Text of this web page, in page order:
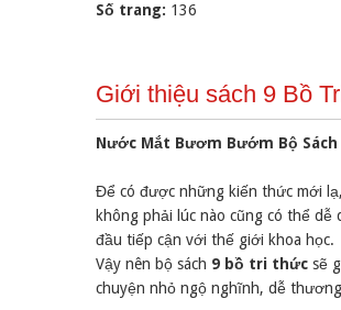
Số trang: 136
Giới thiệu sách 9 Bồ
Nước Mắt Bươm Bướm Bộ Sách
Để có được những kiến thức mới
không phải lúc nào cũng có thể
đầu tiếp cận với thế giới khoa học.
Vậy nên bộ sách 9 bồ tri thức sẽ
chuyện nhỏ ngộ nghĩnh, dễ